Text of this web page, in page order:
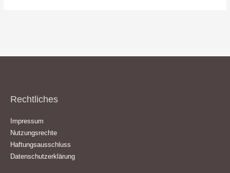
Rechtliches
Impressum
Nutzungsrechte
Haftungsausschluss
Datenschutzerklärung